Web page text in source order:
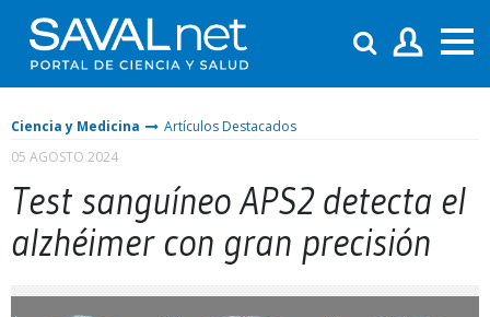
Ciencia y Medicina
Artículos Destacados
05 AGOSTO 2024
Test sanguíneo APS2 detecta el
alzhéimer con gran precisión